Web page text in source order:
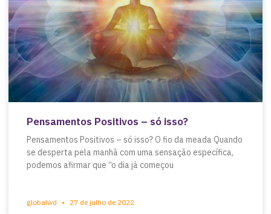
Pensamentos Positivos – só isso?
Pensamentos Positivos – só isso? O fio da meada Quando
se desperta pela manhã com uma sensação específica,
podemos afirmar que “o dia já começou
globalwd 27 de julho de 2022